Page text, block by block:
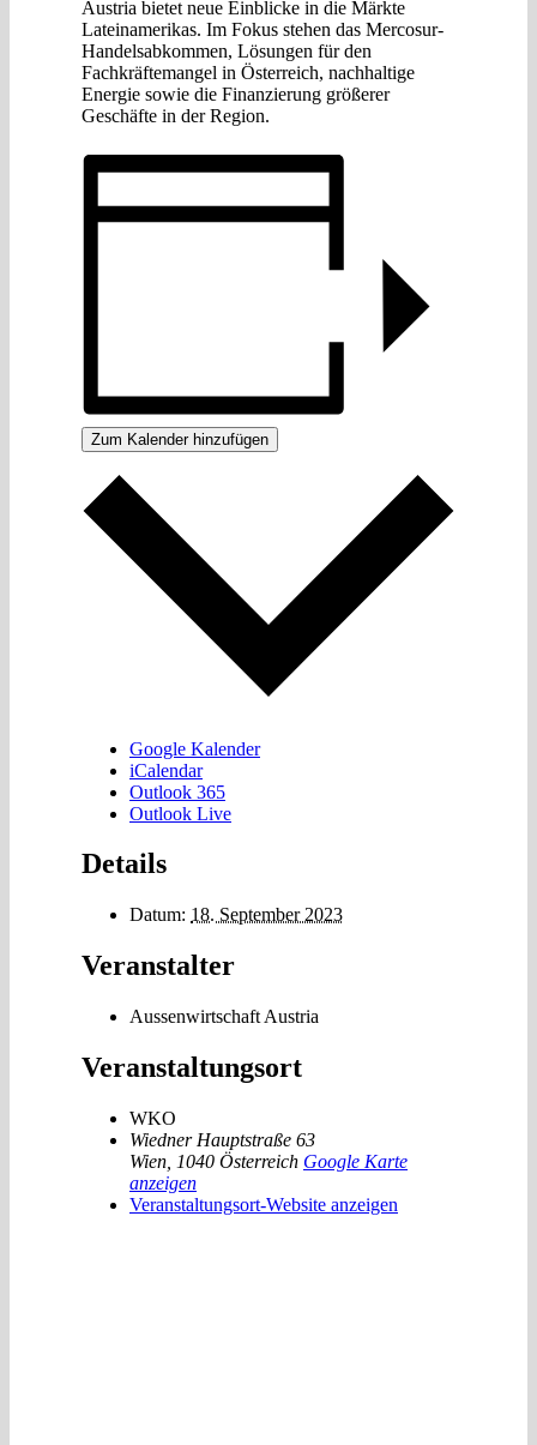
Austria bietet neue Einblicke in die Märkte
Lateinamerikas. Im Fokus stehen das Mercosur-
Handelsabkommen, Lösungen für den
Fachkräftemangel in Österreich, nachhaltige
Energie sowie die Finanzierung größerer
Geschäfte in der Region.
Zum Kalender hinzufügen
Google Kalender
iCalendar
Outlook 365
Outlook Live
Details
Datum: 18. September 2023
Veranstalter
Aussenwirtschaft Austria
Veranstaltungsort
WKO
Wiedner Hauptstraße 63
Wien 1040 Österreich Google Karte
anzeigen
Veranstaltungsort-Website anzeigen